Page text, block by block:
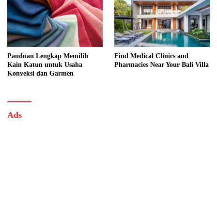
Panduan Lengkap Memilih
Kain Katun untuk Usaha
Konveksi dan Garmen
Find Medical Clinics and
Pharmacies Near Your Bali Villa
Ads